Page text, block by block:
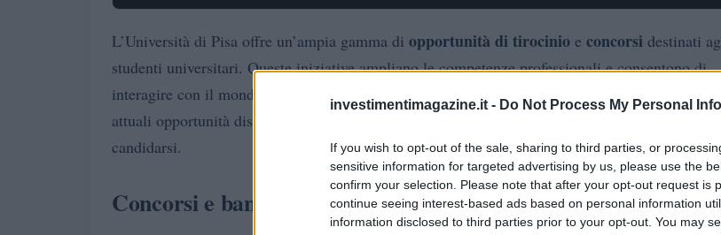
investimentimagazine.it - Do Not Process My Personal
If you wish to opt-out of the sale, sharing to third parties, or
sensitive information for targeted advertising by us, please use the
confirm your selection. Please note that after your opt-out request is
continue seeing interest-based ads based on personal information
information disclosed to third parties prior to your opt-out. You may
L’Università di Pisa offre un’ampia gamma di opportunità di tirocinio e concorsi destinati
studenti universitari. Queste iniziative ampliano le competenze professionali e consentono di
interagire con il mondo del lavoro, arricchendo il proprio curriculum. Questo articolo esplora le
attuali opportunità disponibili per gli studenti del dipartimento e fornisce indicazioni su come
candidarsi.
Concorsi e bandi attivi